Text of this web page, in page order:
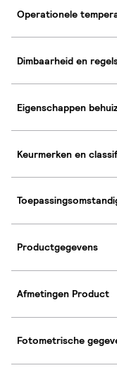
Operationele
Dimbaarheid en
Eigenschappen
Keurmerken en
Productgegevens
Afmetingen Product
Fotometrische